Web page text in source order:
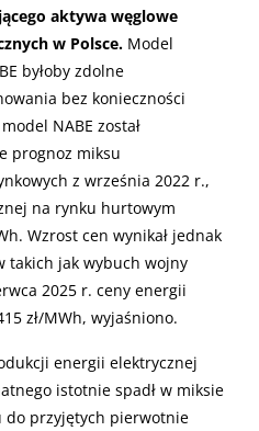
aktywa węglowe
w Polsce. Model
byłoby zdolne
bez konieczności
NABE został
prognoz miksu
z września 2022 r.,
na rynku hurtowym
Wzrost cen wynikał jednak
takich jak wybuch wojny
2025 r. ceny energii
zł/MWh, wyjaśniono.
energii elektrycznej
istotnie spadł w miksie
do przyjętych pierwotnie